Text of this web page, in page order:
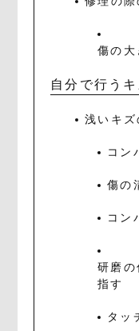
傷の大
自分で行う
浅いキ
コン
傷の
コン
研磨の
指す
タッ